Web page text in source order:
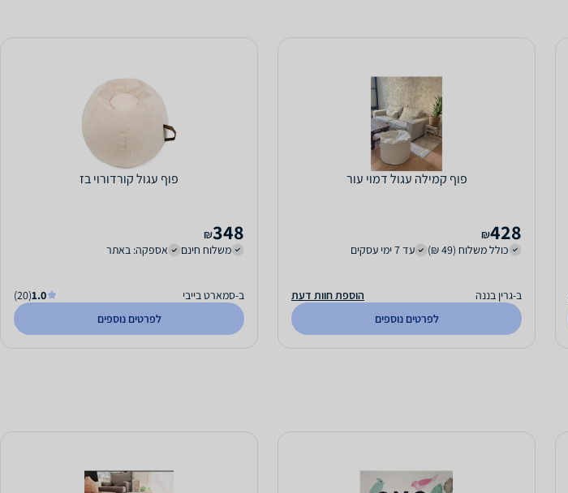
פוף קמילה עגול דמוי עור
428
₪
כולל משלוח (49 ₪)
עד 7 ימי עסקים
ב-גרין בננה
הוספת חוות דעת
לפרטים נוספים
פוף עגול קורדורוי בז
348
₪
משלוח חינם
אספקה: באתר
ב-סמארט בייבי 1.0
(20)
לפרטים נוספים